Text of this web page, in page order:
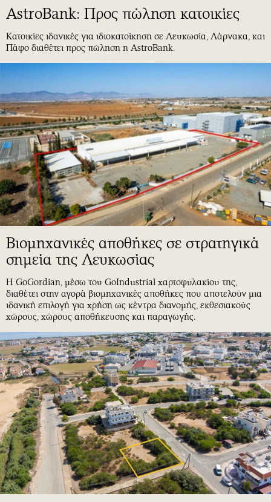
AstroBank: Προς πώληση κατοικίες
Κατοικίες ιδανικές για ιδιοκατοίκηση σε Λευκωσία, Λάρνακα, και
Πάφο διαθέτει προς πώληση η AstroBank.
Bιομηχανικές αποθήκες σε στρατηγικά
σημεία της Λευκωσίας
Η GoGordian, μέσω του GoIndustrial χαρτοφυλακίου της,
διαθέτει στην αγορά βιομηχανικές αποθήκες που αποτελούν μια
ιδανική επιλογή για χρήση ως κέντρα διανομής, εκθεσιακούς
χώρους, χώρους αποθήκευσης και παραγωγής.